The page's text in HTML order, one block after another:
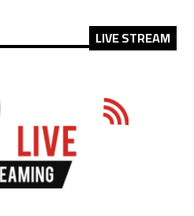
LIVE STREAM